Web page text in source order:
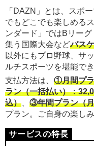
「DAZN」とは、スポ
でもどこでも楽しめる
ンダード」ではBリー
集う国際大会などバス
以外にもプロ野球、サ
ルチスポーツを堪能でき
支払方法は、 ①月間プ
ラン（一括払い）：
込）、 ③年間プラン（
プラン。ご自身の楽し